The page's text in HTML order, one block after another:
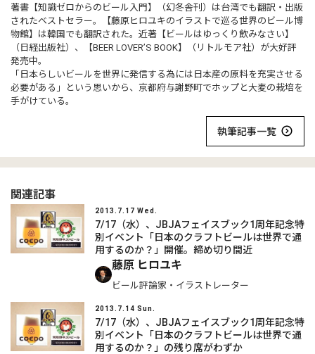
著書【知識ゼロからのビール入門】（幻冬舎刊）は台湾でも翻訳・出版
されたベストセラー。【藤原ヒロユキのイラストで巡る世界のビール博
物館】は韓国でも翻訳された。近著【ビールはゆっくり飲みなさい】
（日経出版社）、【BEER LOVER’S BOOK】（リトルモア社）が大好評
発売中。
「日本らしいビールを世界に発信する為には日本産の原料を充実させる
必要がある」という思いから、京都府与謝野町でホップと大麦の栽培を
手がけている。
執筆記事一覧
関連記事
2013.7.17 Wed.
7/17（水）、JBJAフェイスブック1周年記念特
別イベント「日本のクラフトビールは世界で通
用するのか？」開催。締め切り間近
藤原 ヒロユキ
ビール評論家・イラストレーター
2013.7.14 Sun.
7/17（水）、JBJAフェイスブック1周年記念特
別イベント「日本のクラフトビールは世界で通
用するのか？」の残り席がわずか